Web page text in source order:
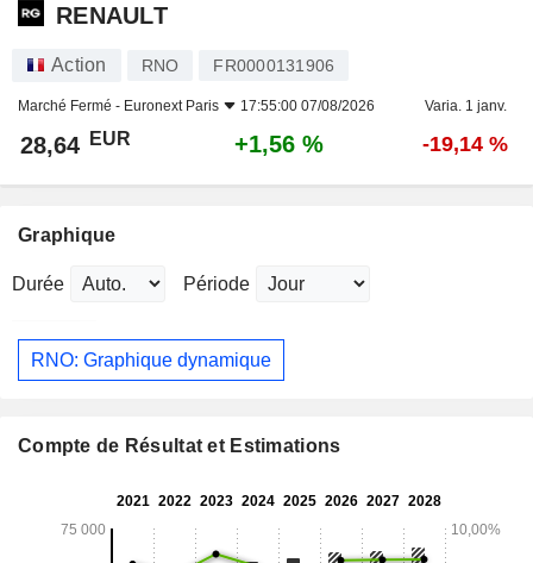
RENAULT
Action RNO FR0000131906
Marché Fermé - Euronext Paris 17:55:00 07/08/2026 Varia. 1 janv.
28,64 EUR +1,56 % -19,14 %
Graphique
Durée Période
RNO: Graphique dynamique
Compte de Résultat et Estimations